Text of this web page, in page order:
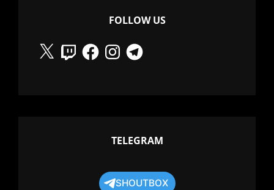
FOLLOW US
X
TwitchFacebookInstagramTelegram
TELEGRAM
SHOUTBOX